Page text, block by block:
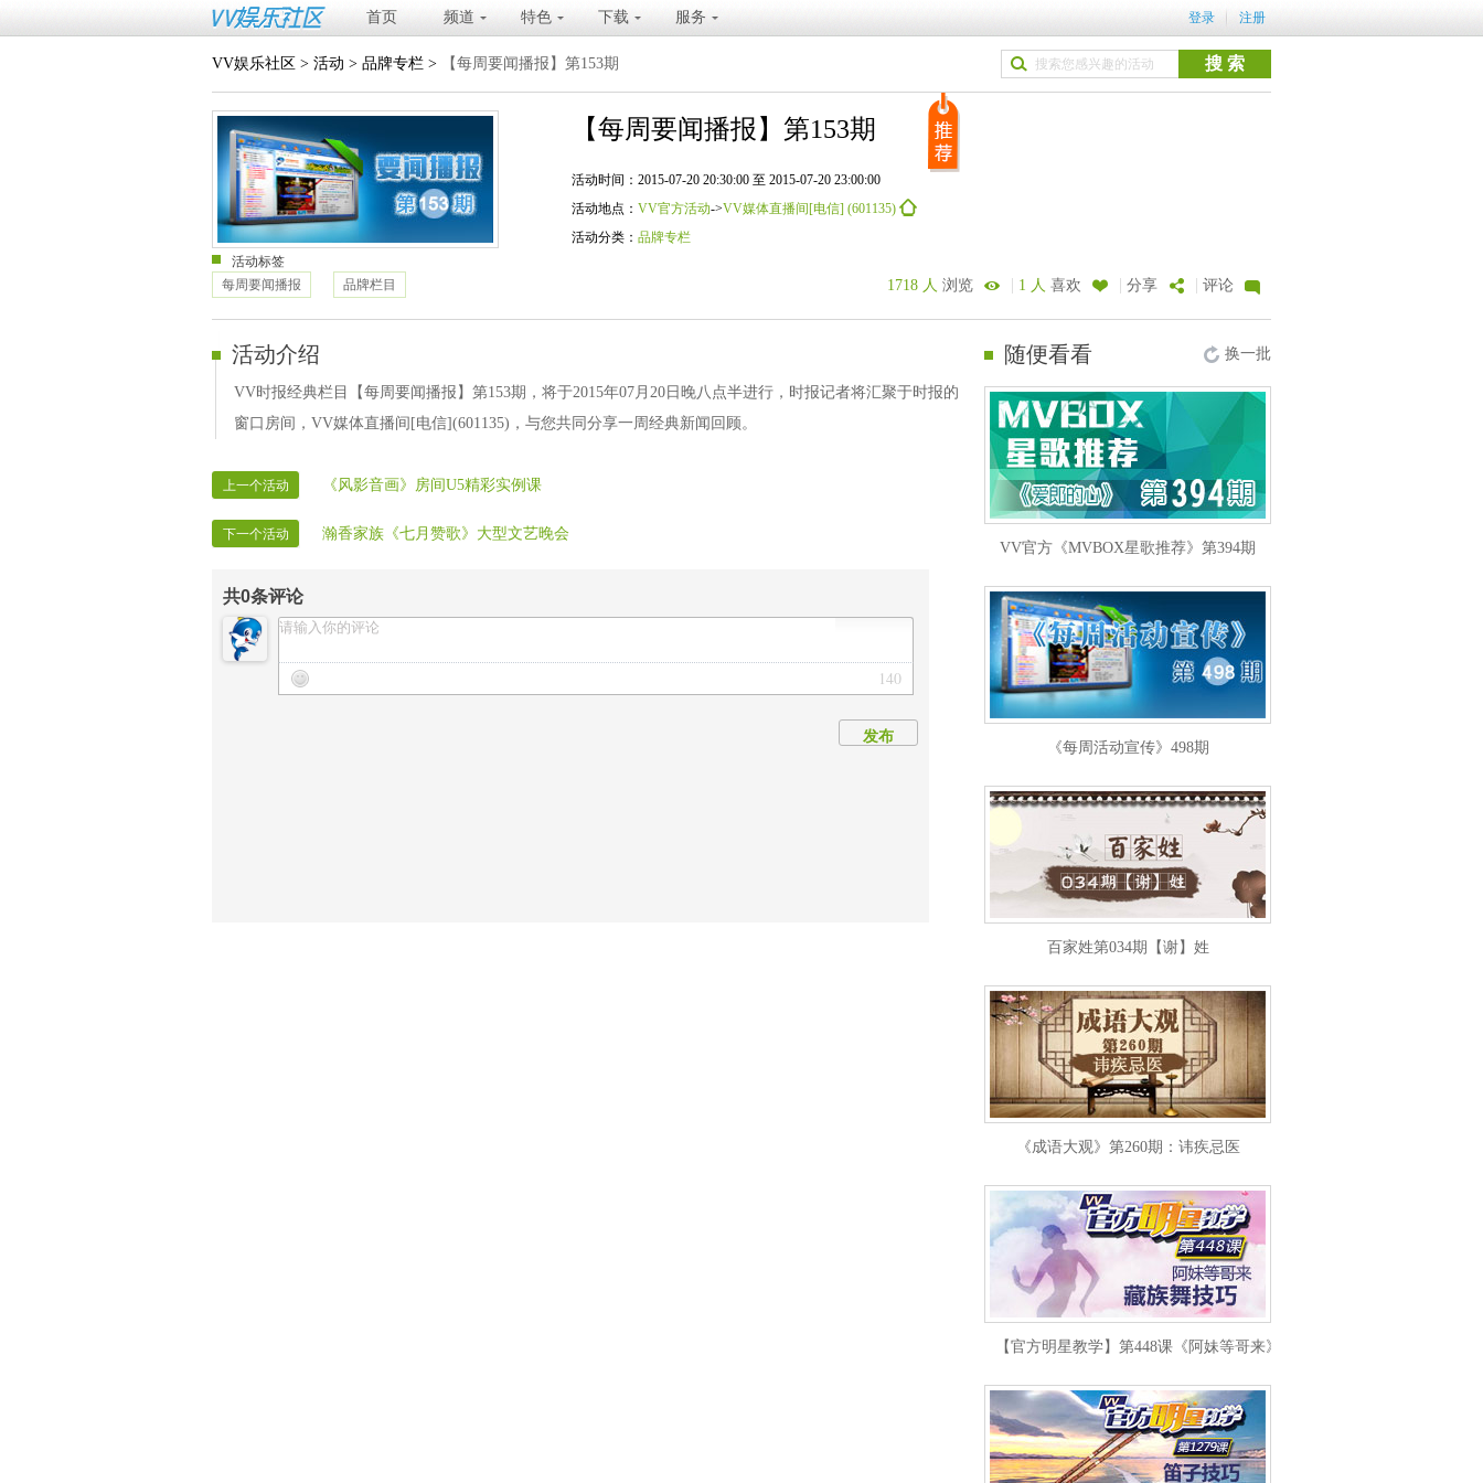
首页 频道 特色 下载 服务 登录 注册
VV娱乐社区 > 活动 > 品牌专栏 > 【每周要闻播报】第153期
【每周要闻播报】第153期
活动时间：2015-07-20 20:30:00 至 2015-07-20 23:00:00
活动地点： VV官方活动->VV媒体直播间[电信] (601135)
活动分类： 品牌专栏
活动标签
每周要闻播报
品牌栏目 1718 人 浏览 | 1 人 喜欢 | 分享 | 评论
活动介绍
VV时报经典栏目【每周要闻播报】第153期，将于2015年07月20日晚八点半进行，时报记者将汇聚于时报的
窗口房间，VV媒体直播间[电信](601135)，与您共同分享一周经典新闻回顾。
上一个活动 《风影音画》房间U5精彩实例课
下一个活动 瀚香家族《七月赞歌》大型文艺晚会
共0条评论
140
发布
随便看看 换一批
VV官方《MVBOX星歌推荐》第394期
《每周活动宣传》498期
百家姓第034期【谢】姓
《成语大观》第260期：讳疾忌医
【官方明星教学】第448课《阿妹等哥来》藏族舞技巧